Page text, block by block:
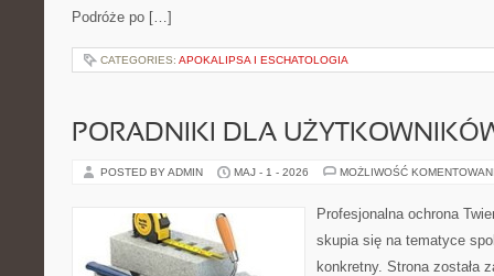
Podróże po […]
CATEGORIES: APOKALIPSA I ESCHATOLOGIA
PORADNIKI DLA
POSTED BY ADMIN MAJ - 1 - 2026 MOŻLIWOŚĆ
Profesjonalna ochrona
skupia się na tematyce
konkretny. Strona została